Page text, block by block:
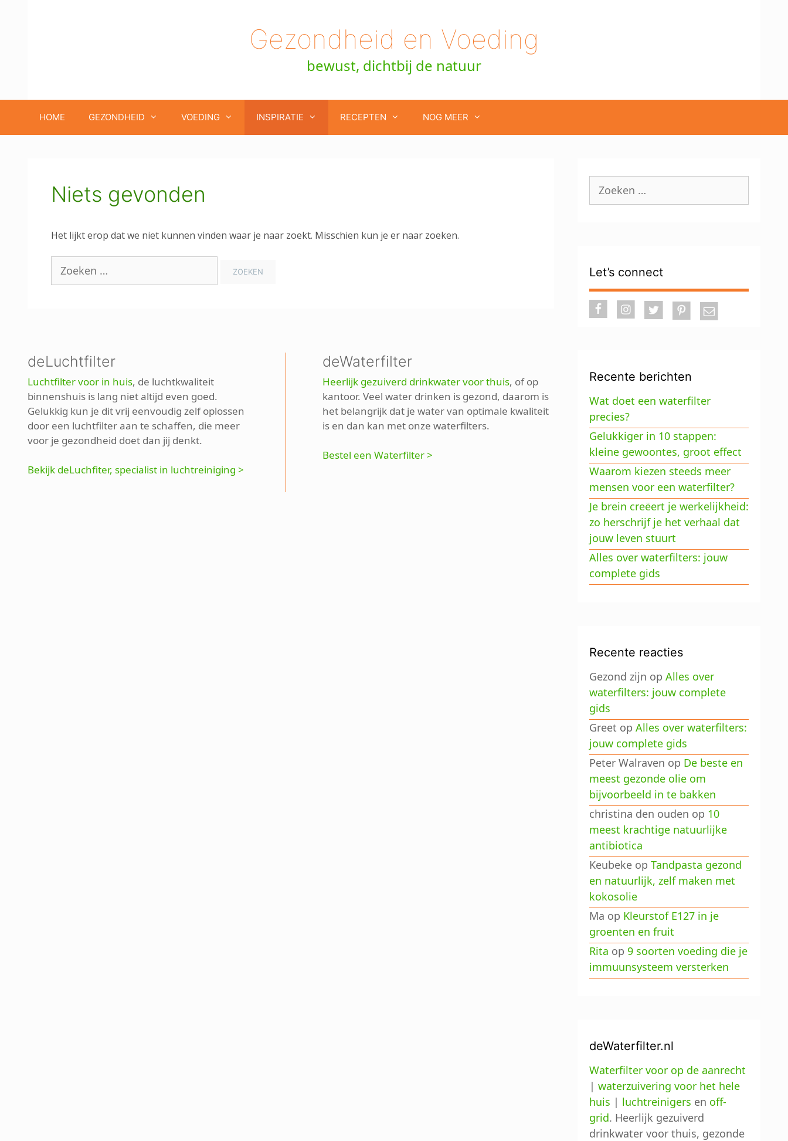
Gezondheid en Voeding
bewust, dichtbij de natuur
HOME GEZONDHEID VOEDING INSPIRATIE RECEPTEN NOG MEER
Niets gevonden
Het lijkt erop dat we niet kunnen vinden waar je naar zoekt. Misschien kun je er naar zoeken.
Zoek
naar:
deLuchtfilter
Luchtfilter voor in huis, de luchtkwaliteit
binnenshuis is lang niet altijd even goed.
Gelukkig kun je dit vrij eenvoudig zelf oplossen
door een luchtfilter aan te schaffen, die meer
voor je gezondheid doet dan jij denkt.
Bekijk deLuchfiter, specialist in luchtreiniging >
deWaterfilter
Heerlijk gezuiverd drinkwater voor thuis, of op
kantoor. Veel water drinken is gezond, daarom is
het belangrijk dat je water van optimale kwaliteit
is en dan kan met onze waterfilters.
Bestel een Waterfilter >
Zoek
naar:
Let’s connect
Recente berichten
Wat doet een waterfilter
precies?
Gelukkiger in 10 stappen:
kleine gewoontes, groot effect
Waarom kiezen steeds meer
mensen voor een waterfilter?
Je brein creëert je werkelijkheid:
zo herschrijf je het verhaal dat
jouw leven stuurt
Alles over waterfilters: jouw
complete gids
Recente reacties
Gezond zijn op Alles over
waterfilters: jouw complete
gids
Greet op Alles over waterfilters:
jouw complete gids
Peter Walraven op De beste en
meest gezonde olie om
bijvoorbeeld in te bakken
christina den ouden op 10
meest krachtige natuurlijke
antibiotica
Keubekeop Tandpasta gezond
en natuurlijk, zelf maken met
kokosolie
Ma op Kleurstof E127 in je
groenten en fruit
Rita op 9 soorten voeding die je
immuunsysteem versterken
deWaterfilter.nl
Waterfilter voor op de aanrecht
| waterzuivering voor het hele
huis | luchtreinigers en off-
grid. Heerlijk gezuiverd
drinkwater voor thuis, gezonde